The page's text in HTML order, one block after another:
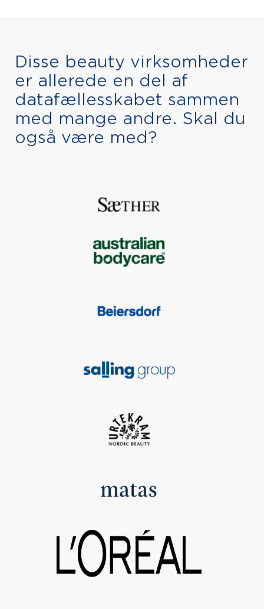
Disse beauty virksomheder
er allerede en del af
datafællesskabet sammen
med mange andre. Skal du
også være med?